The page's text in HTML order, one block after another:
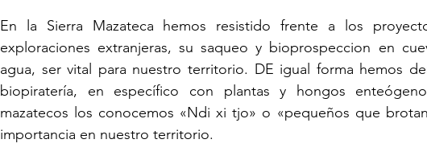
En la Sierra Mazateca hemos resistido frente a los
exploraciones extranjeras, su saqueo y bioprospeccion en
agua, ser vital para nuestro territorio. DE igual forma hemos
biopiratería, en específico con plantas y hongos
mazatecos los conocemos «Ndi xi tjo» o «pequeños que
importancia en nuestro territorio.